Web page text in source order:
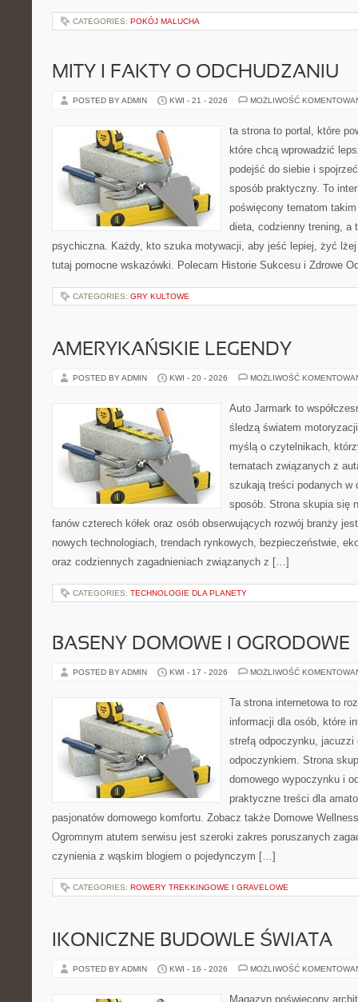
CATEGORIES: POKÓJ MALUCHA
MITY I FAKTY O ODCHUDZANIU
POSTED BY ADMIN KWI - 21 - 2026 MOŻLIWOŚĆ
ta strona to portal, które
które chcą wprowadzić
podejść do siebie i
sposób praktyczny. To
poświęcony tematom
dieta, codzienny trening, a
psychiczna. Każdy, kto szuka motywacji, aby jeść lepiej, żyć
tutaj pomocne wskazówki. Polecam Historie Sukcesu i Zdrowe
CATEGORIES: GRY KULTOWE
AMERYKAŃSKIE LEGENDY
POSTED BY ADMIN KWI - 20 - 2026 MOŻLIWOŚĆ
Auto Jarmark to
śledzą światem
myślą o czytelnikach,
tematach związanych z
szukają treści podanych w
sposób. Strona skupia się
fanów czterech kółek oraz osób obserwujących rozwój branży
nowych technologiach, trendach rynkowych, bezpieczeństwie,
oraz codziennych zagadnieniach związanych z […]
CATEGORIES: TECHNOLOGIE DLA PLANETY
BASENY DOMOWE I OGRODOWE
POSTED BY ADMIN KWI - 17 - 2026 MOŻLIWOŚĆ
Ta strona internetowa to
informacji dla osób, które
strefą odpoczynku, jacuzzi
odpoczynkiem. Strona
domowego wypoczynku i
praktyczne treści dla
pasjonatów domowego komfortu. Zobacz także Domowe
Ogromnym atutem serwisu jest szeroki zakres poruszanych
czynienia z wąskim blogiem o pojedynczym […]
CATEGORIES: ROWERY TREKKINGOWE I GRAVELOWE
IKONICZNE BUDOWLE ŚWIATA
POSTED BY ADMIN KWI - 16 - 2026 MOŻLIWOŚĆ
Magazyn poświęcony